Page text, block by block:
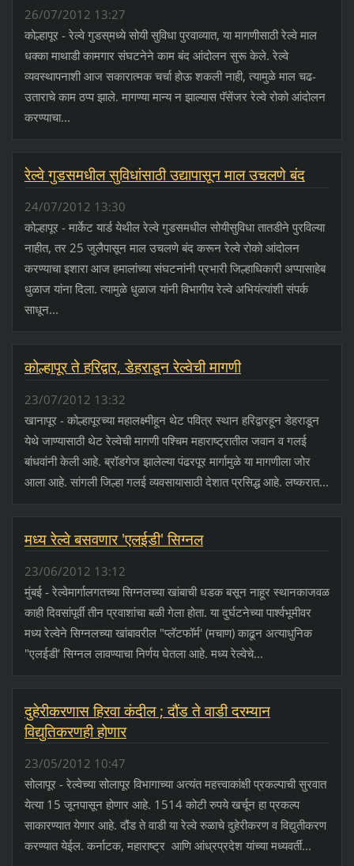
26/07/2012 13:27
कोल्हापूर - रेल्वे गुडस्‌मध्ये सोयी सुविधा पुरवाव्यात, या मागणीसाठी रेल्वे माल
धक्का माथाडी कामगार संघटनेने काम बंद आंदोलन सुरू केले. रेल्वे
व्यवस्थापनाशी आज सकारात्मक चर्चा होऊ शकली नाही, त्यामुळे माल चढ-
उताराचे काम ठप्प झाले. मागण्या मान्य न झाल्यास पॅसेंजर रेल्वे रोको आंदोलन
करण्याचा...
रेल्वे गुडसमधील सुविधांसाठी उद्यापासून माल उचलणे बंद
24/07/2012 13:30
कोल्हापूर - मार्केट यार्ड येथील रेल्वे गुडसमधील सोयीसुविधा तातडीने पुरविल्या
नाहीत, तर 25 जुलैपासून माल उचलणे बंद करून रेल्वे रोको आंदोलन
करण्याचा इशारा आज हमालांच्या संघटनांनी प्रभारी जिल्हाधिकारी अप्पासाहेब
धुळाज यांना दिला. त्यामुळे धुळाज यांनी विभागीय रेल्वे अभियंत्यांशी संपर्क
साधून...
कोल्हापूर ते हरिद्वार, डेहराडून रेल्वेची मागणी
23/07/2012 13:32
खानापूर - कोल्हापूरच्या महालक्ष्मीहून थेट पवित्र स्थान हरिद्वारहून डेहराडून
येथे जाण्यासाठी थेट रेल्वेची मागणी पश्‍चिम महाराष्ट्रातील जवान व गलई
बांधवांनी केली आहे. ब्रॉडगेज झालेल्या पंढरपूर मार्गामुळे या मागणीला जोर
आला आहे. सांगली जिल्हा गलई व्यवसायासाठी देशात प्रसिद्ध आहे. लष्करात...
मध्य रेल्वे बसवणार 'एलईडी' सिग्नल
23/06/2012 13:12
मुंबई - रेल्वेमार्गालगतच्या सिग्नलच्या खांबाची धडक बसून नाहूर स्थानकाजवळ
काही दिवसांपूर्वी तीन प्रवाशांचा बळी गेला होता. या दुर्घटनेच्या पार्श्‍वभूमीवर
मध्य रेल्वेने सिग्नलच्या खांबावरील "प्लॅटफॉर्म' (मचाण) काढून अत्याधुनिक
"एलईडी' सिग्नल लावण्याचा निर्णय घेतला आहे. मध्य रेल्वेचे...
दुहेरीकरणास हिरवा कंदील ; दौंड ते वाडी दरम्यान
विद्युतिकरणही होणार
23/05/2012 10:47
सोलापूर - रेल्वेच्या सोलापूर विभागाच्या अत्यंत महत्त्वाकांक्षी प्रकल्पाची सुरवात
येत्या 15 जूनपासून होणार आहे. 1514 कोटी रुपये खर्चून हा प्रकल्प
साकारण्यात येणार आहे. दौंड ते वाडी या रेल्वे रुळाचे दुहेरीकरण व विद्युतीकरण
करण्यात येईल. कर्नाटक, महाराष्ट्र आणि आंध्रप्रदेश यांच्या मध्यवर्ती...